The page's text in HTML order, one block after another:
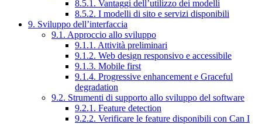
8.5.1. Vantaggi dell’utilizzo dei modelli
8.5.2. I modelli di sito e servizi disponibili
9. Sviluppo dell’interfaccia
9.1. Approccio allo sviluppo
9.1.1. Attività preliminari
9.1.2. Web design responsivo e accessibile
9.1.3. Mobile first
9.1.4. Progressive enhancement e Graceful
degradation
9.2. Strumenti di supporto allo sviluppo del software
9.2.1. Feature detection
9.2.2. Verificare le feature disponibili con Can I